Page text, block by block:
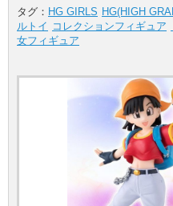
タグ： HG GIRLS HG(HIGH
ルトイ コレクションフィギュア
女フィギュア